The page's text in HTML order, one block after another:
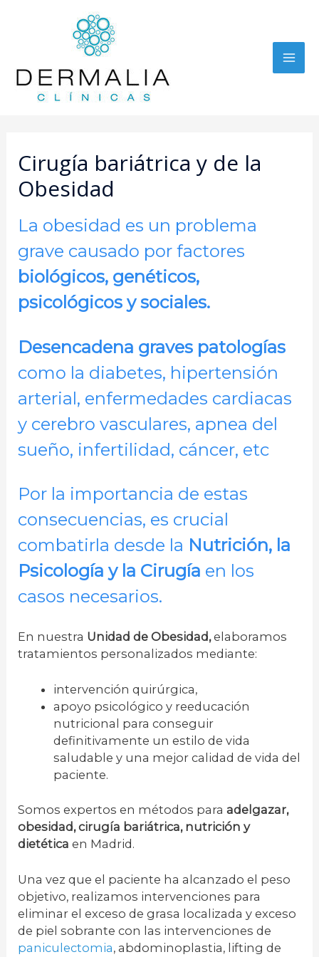
Main
Cirugía bariátrica y de la
Obesidad
La obesidad es un problema
grave causado por factores
biológicos, genéticos,
psicológicos y sociales.
Desencadena graves patologías
como la diabetes, hipertensión
arterial, enfermedades cardiacas
y cerebro vasculares, apnea del
sueño, infertilidad, cáncer, etc
Por la importancia de estas
consecuencias, es crucial
combatirla desde la Nutrición, la
Psicología y la Cirugía en los
casos necesarios.
En nuestra Unidad de Obesidad,elaboramos
tratamientos personalizados mediante:
intervención quirúrgica,
apoyo psicológico y reeducación
nutricional para conseguir
definitivamente un estilo de vida
saludable y una mejor calidad de vida del
paciente.
Somos expertos en métodos paraadelgazar,
obesidad, cirugía bariátrica, nutrición y
dietética en Madrid.
Una vez que el paciente ha alcanzado el peso
objetivo, realizamos intervenciones para
eliminar el exceso de grasa localizada y exceso
de piel sobrante con las intervenciones de
paniculectomia, abdominoplastia, lifting de